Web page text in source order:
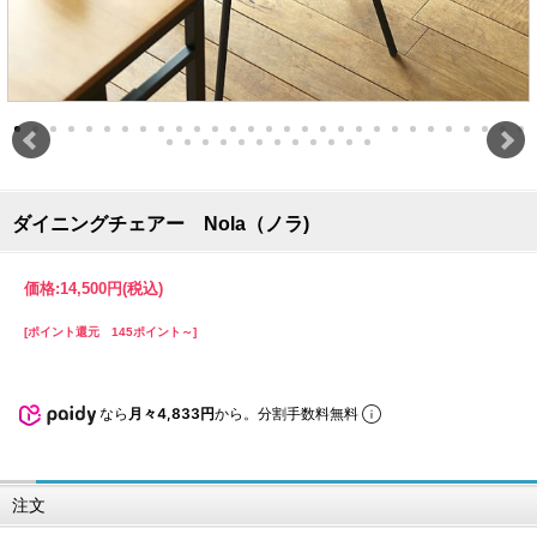
ダイニングチェアー Nola（ノラ)
価格:14,500円(税込)
[ポイント還元 145ポイント～]
なら 月々4,833円から。分割手数料無料
注文